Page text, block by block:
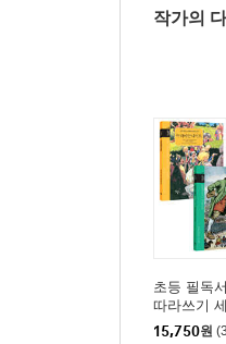
작가의
초등 필독
따라쓰기
15,750원